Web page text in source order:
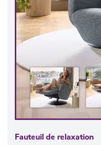
Fauteuil de relaxation